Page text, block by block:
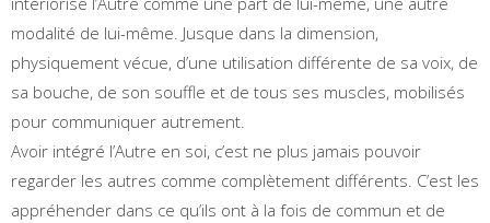
modalité de lui-même. Jusque dans la dimension,
physiquement vécue, d’une utilisation différente de sa voix, de
sa bouche, de son souffle et de tous ses muscles, mobilisés
pour communiquer autrement.
Avoir intégré l’Autre en soi, c’est ne plus jamais pouvoir
regarder les autres comme complètement différents. C’est les
appréhender dans ce qu’ils ont à la fois de commun et de